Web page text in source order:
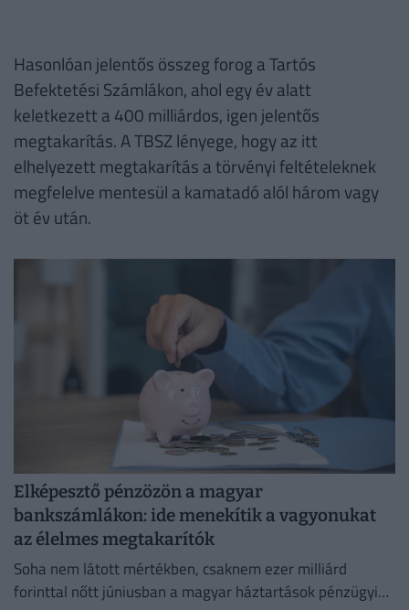
Hasonlóan jelentős összeg forog a Tartós
Befektetési Számlákon, ahol egy év alatt
keletkezett a 400 milliárdos, igen jelentős
megtakarítás. A TBSZ lényege, hogy az itt
elhelyezett megtakarítás a törvényi feltételeknek
megfelelve mentesül a kamatadó alól három vagy
öt év után.
Elképesztő pénzözön a magyar
bankszámlákon: ide menekítik a vagyonukat
az élelmes megtakarítók
Soha nem látott mértékben, csaknem ezer milliárd
forinttal nőtt júniusban a magyar háztartások pénzügyi